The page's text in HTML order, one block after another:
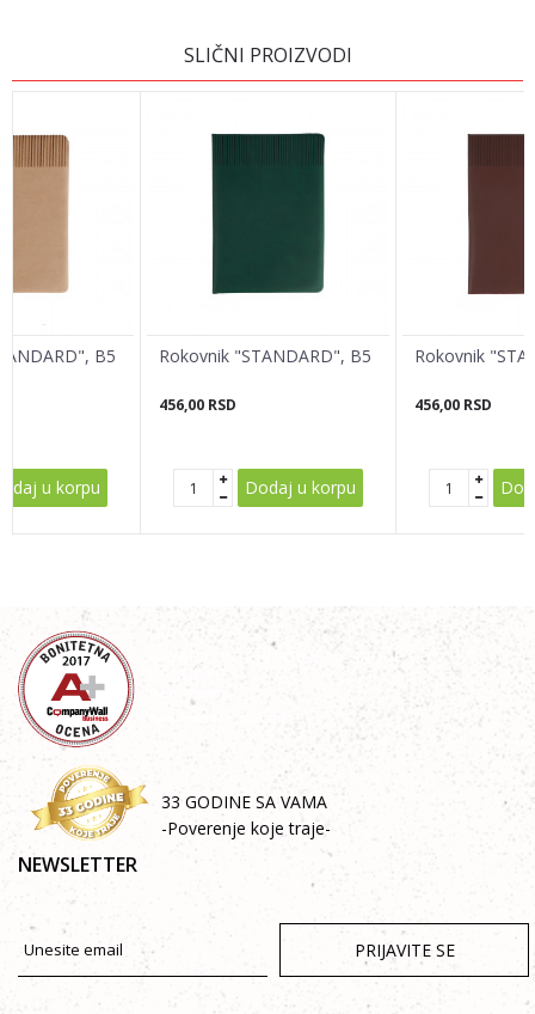
POŠALJI
SLIČNI PROIZVODI
B5
u korpu
Rokovnik "STANDARD", B5
456,00 RSD
Dodaj u korpu
Rokovnik
456,00 RSD
33 GODINE SA VAMA
-Poverenje koje traje-
NEWSLETTER
PRIJAVITE SE